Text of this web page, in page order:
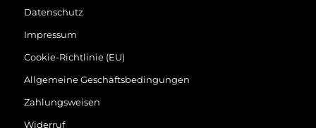
Datenschutz
Impressum
Cookie-Richtlinie (EU)
Allgemeine Geschäftsbedingungen
Zahlungsweisen
Widerruf